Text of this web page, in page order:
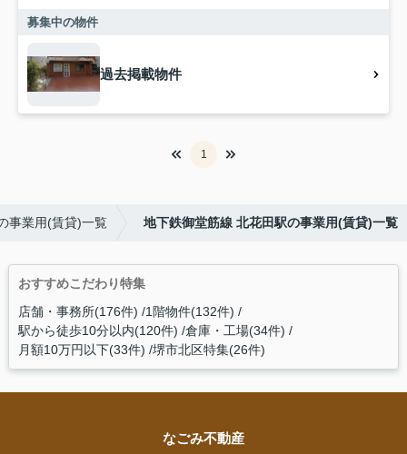
募集中の物件
過去掲載物件
1
事業用(賃貸)一覧 地下鉄御堂筋線 北花田駅の事業用(賃貸)一覧
おすすめこだわり特集
店舗・事務所(176件) 1階物件(132件)
駅から徒歩10分以内(120件) 倉庫・工場(34件)
月額10万円以下(33件) 堺市北区特集(26件)
なごみ不動産